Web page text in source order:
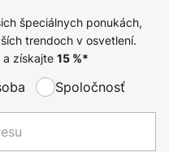
špeciálnych ponukách,
trendoch v osvetlení.
získajte 15%*
Spoločnosť